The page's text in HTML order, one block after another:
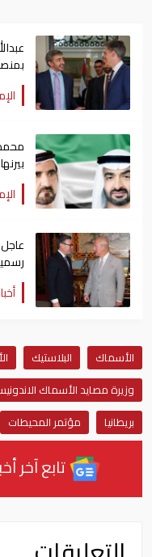
الأسماك البلاستيك
وزيرة مصايد الأسماك
بريطانيا
مؤتمر المحيطات
تابع آخر